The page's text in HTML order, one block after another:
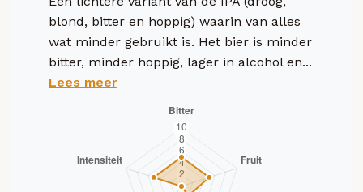
blond, bitter en hoppig) waarin van alles
wat minder gebruikt is. Het bier is minder
bitter, minder hoppig, lager in alcohol en...
Lees meer